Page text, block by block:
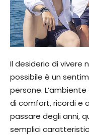
Il desiderio di vivere
possibile è un
persone.
di comfort, ricordi e
passare degli anni,
semplici